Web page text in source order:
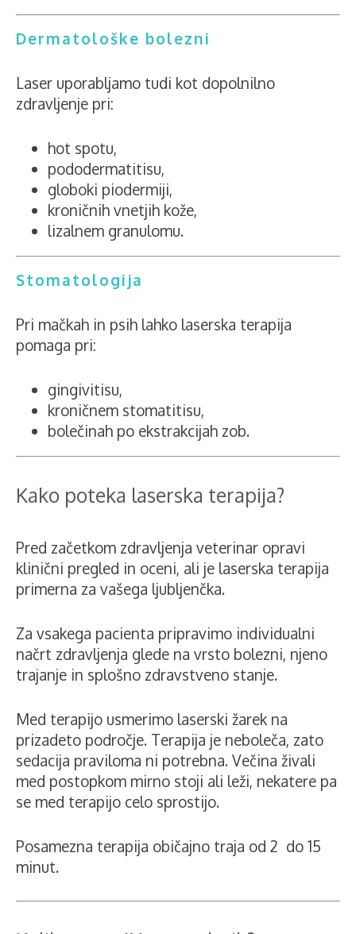
Dermatološke bolezni
Laser uporabljamo tudi kot dopolnilno
zdravljenje pri:
hot spotu,
pododermatitisu,
globoki piodermiji,
kroničnih vnetjih kože,
lizalnem granulomu.
Stomatologija
Pri mačkah in psih lahko laserska terapija
pomaga pri:
gingivitisu,
kroničnem stomatitisu,
bolečinah po ekstrakcijah zob.
Kako poteka laserska terapija?
Pred začetkom zdravljenja veterinar opravi
klinični pregled in oceni, ali je laserska terapija
primerna za vašega ljubljenčka.
Za vsakega pacienta pripravimo individualni
načrt zdravljenja glede na vrsto bolezni, njeno
trajanje in splošno zdravstveno stanje.
Med terapijo usmerimo laserski žarek na
prizadeto področje. Terapija je neboleča, zato
sedacija praviloma ni potrebna. Večina živali
med postopkom mirno stoji ali leži, nekatere pa
se med terapijo celo sprostijo.
Posamezna terapija običajno traja od 2 do 15
minut.